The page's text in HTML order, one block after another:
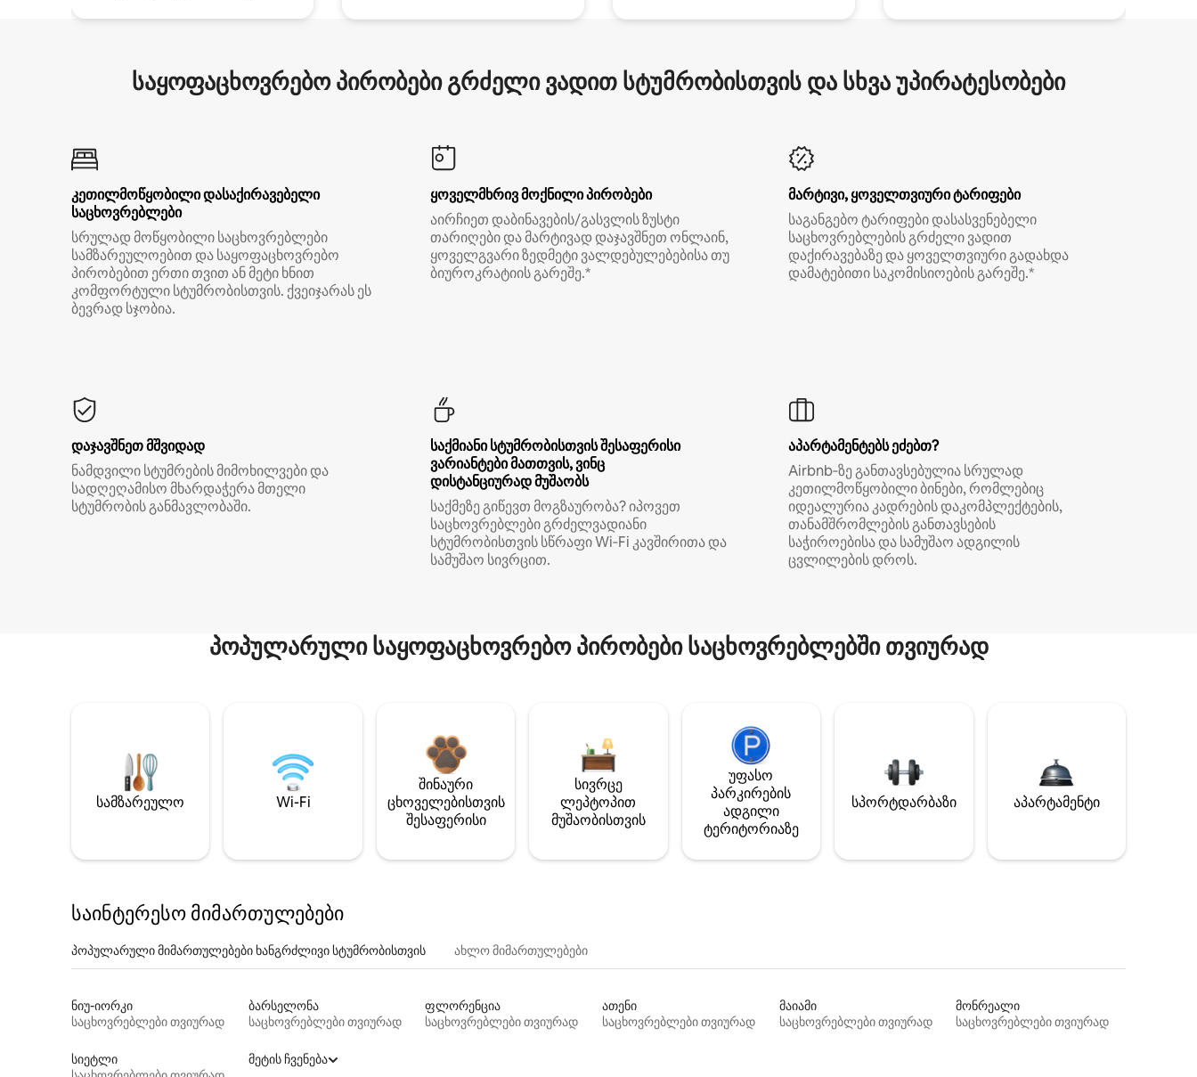
საყოფაცხოვრებო პირობები გრძელი ვადით სტუმრობისთვის და სხვა უპირატესობები
კეთილმოწყობილი დასაქირავებელი
საცხოვრებლები
სრულად მოწყობილი საცხოვრებლები
სამზარეულოებით და საყოფაცხოვრებო
პირობებით ერთი თვით ან მეტი ხნით
კომფორტული სტუმრობისთვის. ქვეიჯარას ეს
ბევრად სჯობია.
ყოველმხრივ მოქნილი პირობები
აირჩიეთ დაბინავების/გასვლის ზუსტი
თარიღები და მარტივად დაჯავშნეთ ონლაინ,
ყოველგვარი ზედმეტი ვალდებულებებისა თუ
ბიუროკრატიის გარეშე.*
მარტივი, ყოველთვიური ტარიფები
საგანგებო ტარიფები დასასვენებელი
საცხოვრებლების გრძელი ვადით
დაქირავებაზე და ყოველთვიური გადახდა
დამატებითი საკომისიოების გარეშე.*
დაჯავშნეთ მშვიდად
ნამდვილი სტუმრების მიმოხილვები და
სადღეღამისო მხარდაჭერა მთელი
სტუმრობის განმავლობაში.
საქმიანი სტუმრობისთვის შესაფერისი
ვარიანტები მათთვის, ვინც
დისტანციურად მუშაობს
საქმეზე გიწევთ მოგზაურობა? იპოვეთ
საცხოვრებლები გრძელვადიანი
სტუმრობისთვის სწრაფი Wi‑Fi კავშირითა და
სამუშაო სივრცით.
აპარტამენტებს ეძებთ?
Airbnb‑ზე განთავსებულია სრულად
კეთილმოწყობილი ბინები, რომლებიც
იდეალურია კადრების დაკომპლექტების,
თანამშრომლების განთავსების
საჭიროებისა და სამუშაო ადგილის
ცვლილების დროს.
პოპულარული საყოფაცხოვრებო პირობები საცხოვრებლებში თვიურად
სამზარეულო Wi-Fi
შინაური
ცხოველებისთვის
შესაფერისი
სივრცე
ლეპტოპით
მუშაობისთვის
უფასო
პარკირების
ადგილი
ტერიტორიაზე
სპორტდარბაზი აპარტამენტი
საინტერესო მიმართულებები
პოპულარული მიმართულებები ხანგრძლივი სტუმრობისთვის ახლო მიმართულებები
ნიუ-იორკი
საცხოვრებლები თვიურად
ბარსელონა
საცხოვრებლები თვიურად
ფლორენცია
საცხოვრებლები თვიურად
ათენი
საცხოვრებლები თვიურად
მაიამი
საცხოვრებლები თვიურად
მონრეალი
საცხოვრებლები თვიურად
სიეტლი
მეტის ჩვენება